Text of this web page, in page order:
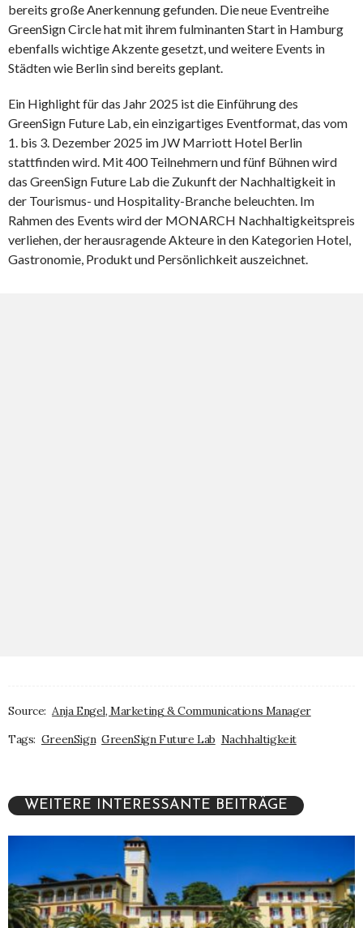
bereits große Anerkennung gefunden. Die neue Eventreihe
GreenSign Circle hat mit ihrem fulminanten Start in Hamburg
ebenfalls wichtige Akzente gesetzt, und weitere Events in
Städten wie Berlin sind bereits geplant.
Ein Highlight für das Jahr 2025 ist die Einführung des
GreenSign Future Lab, ein einzigartiges Eventformat, das vom
1. bis 3. Dezember 2025 im JW Marriott Hotel Berlin
stattfinden wird. Mit 400 Teilnehmern und fünf Bühnen wird
das GreenSign Future Lab die Zukunft der Nachhaltigkeit in
der Tourismus- und Hospitality-Branche beleuchten. Im
Rahmen des Events wird der MONARCH Nachhaltigkeitspreis
verliehen, der herausragende Akteure in den Kategorien Hotel,
Gastronomie, Produkt und Persönlichkeit auszeichnet.
Source: Anja Engel, Marketing & Communications Manager
Tags: GreenSign GreenSign Future Lab Nachhaltigkeit
WEITERE INTERESSANTE BEITRÄGE